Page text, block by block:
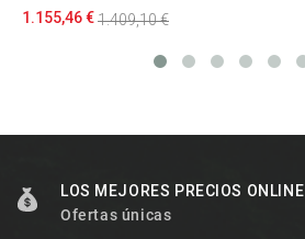
1.155,46 €1.409,10 €
LOS MEJORES PRECIOS ONLINE
Ofertas únicas